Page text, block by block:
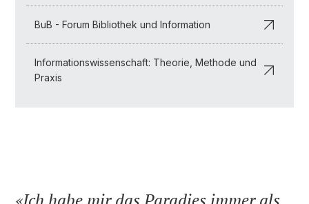
BuB - Forum Bibliothek und Information
Informationswissenschaft: Theorie, Methode und
Praxis